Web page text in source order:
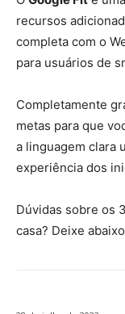
recursos
completa com o
para usuários de
Completamente
metas para que
a linguagem clara
experiência dos
Dúvidas sobre os
casa? Deixe